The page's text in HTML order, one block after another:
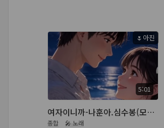
5:01
🌷아진
여자이니까-나훈아.심수봉(모니&아진)
종합
🎤 노래